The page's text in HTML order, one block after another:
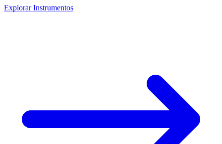
Explorar Instrumentos